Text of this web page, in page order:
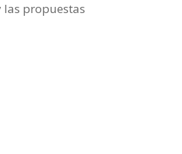
las propuestas